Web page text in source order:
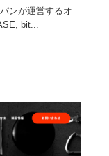
ンが運営するオ
bit...